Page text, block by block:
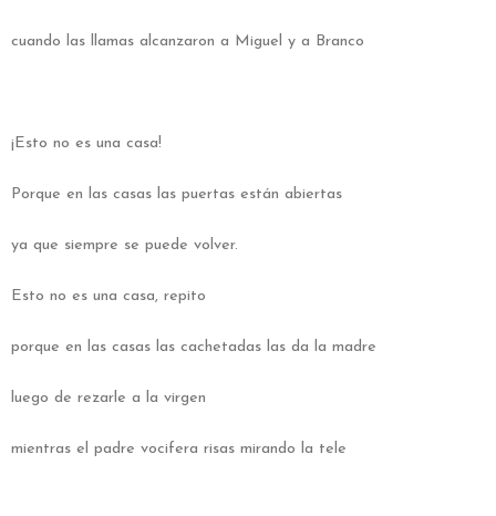
cuando las llamas alcanzaron a Miguel y a Branco
¡Esto no es una casa!
Porque en las casas las puertas están abiertas
ya que siempre se puede volver.
Esto no es una casa, repito
porque en las casas las cachetadas las da la madre
luego de rezarle a la virgen
mientras el padre vocifera risas mirando la tele